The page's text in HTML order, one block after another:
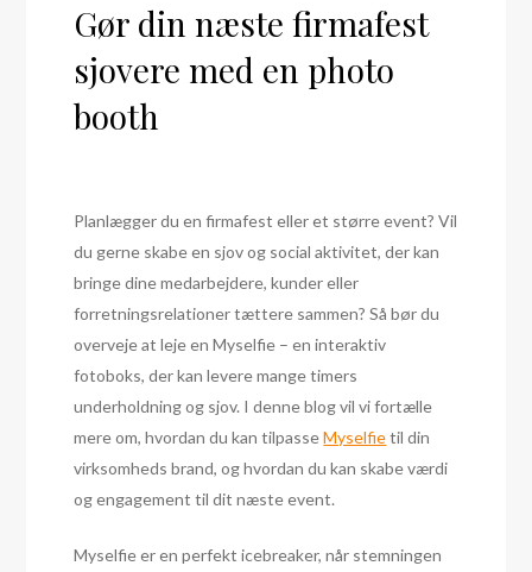
Gør din næste firmafest
sjovere med en photo
booth
Planlægger du en firmafest eller et større event? Vil
du gerne skabe en sjov og social aktivitet, der kan
bringe dine medarbejdere, kunder eller
forretningsrelationer tættere sammen? Så bør du
overveje at leje en Myselfie – en interaktiv
fotoboks, der kan levere mange timers
underholdning og sjov. I denne blog vil vi fortælle
mere om, hvordan du kan tilpasseMyselfietil din
virksomheds brand, og hvordan du kan skabe værdi
og engagement til dit næste event.
Myselfie er en perfekt icebreaker, når stemningen